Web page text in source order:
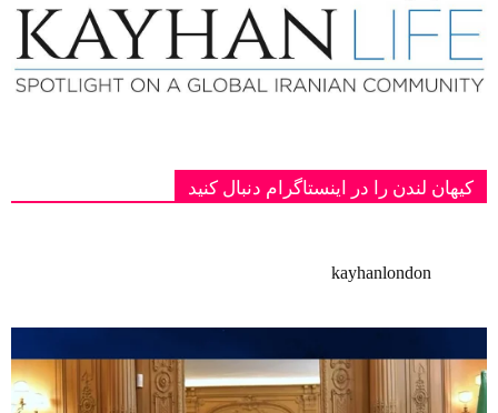
کیهان لندن را در اینستاگرام دنبال کنید
kayhanlondon